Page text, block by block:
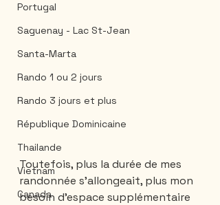
Portugal
Saguenay - Lac St-Jean
Santa-Marta
Rando 1 ou 2 jours
Rando 3 jours et plus
République Dominicaine
Thailande
Vietnam
Canada
Toutefois, plus la durée de mes
randonnée s'allongeait, plus mon
besoin d'espace supplémentaire